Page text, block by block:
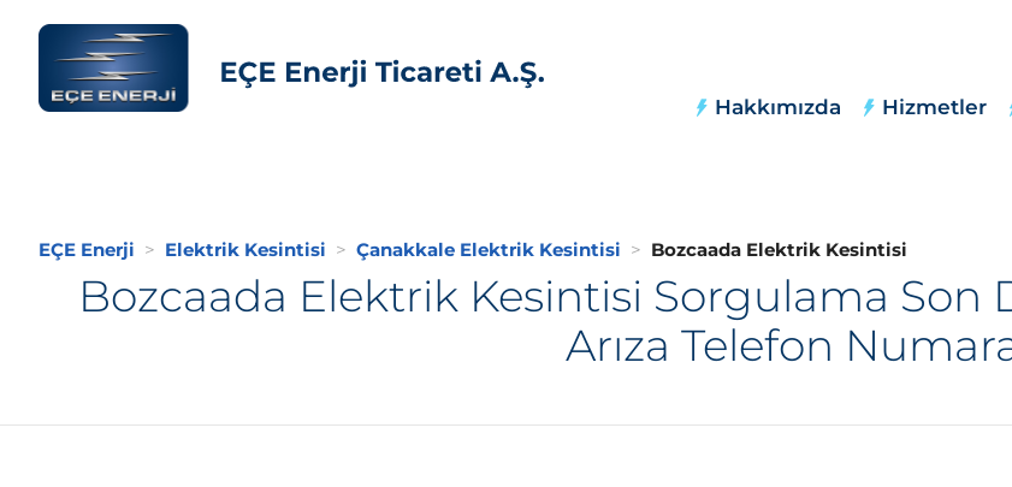
Hakkımızda Hizmetler
EÇE Enerji Elektrik Kesintisi Çanakkale Elektrik Kesintisi Bozcaada Elektrik Kesintisi
Bozcaada Elektrik Kesintisi Sorgulama Son
Arıza Telefon